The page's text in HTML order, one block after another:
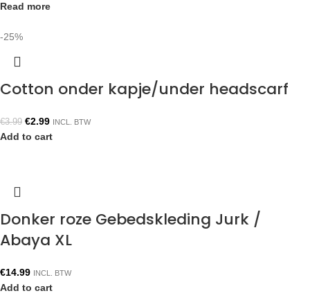
Read more
-25%
Cotton onder kapje/under headscarf
€3.99 €2.99 INCL. BTW
Add to cart
Donker roze Gebedskleding Jurk /
Abaya XL
€14.99 INCL. BTW
Add to cart